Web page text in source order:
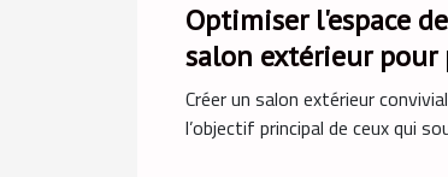
Optimiser l'espace
salon extérieur pour
convivialité
Créer un salon extérieur
l’objectif principal de ceux qui